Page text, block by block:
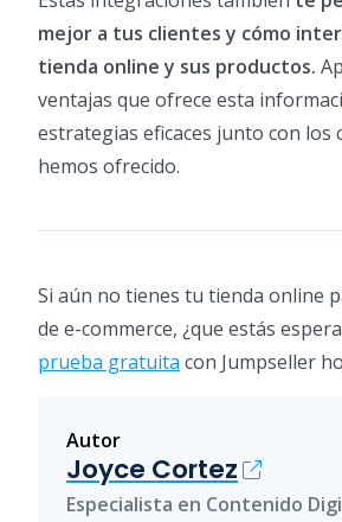
mejor a tus clientes y cómo
tienda online y sus productos.
ventajas que ofrece esta
estrategias eficaces junto con los
hemos ofrecido.
Si aún no tienes tu tienda online
de e-commerce, ¿que estás
prueba gratuita con Jumpseller
Autor
Joyce Cortez
Especialista en Contenido